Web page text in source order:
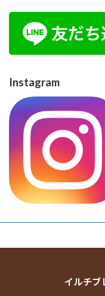
Instagram
イルチブ